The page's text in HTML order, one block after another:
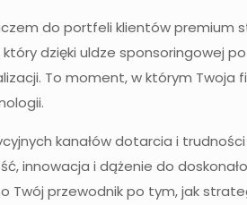
do portfeli klientów premium
dzięki uldze sponsoringowej
To moment, w którym
kanałów dotarcia i
innowacja i dążenie do
Twój przewodnik po tym, jak